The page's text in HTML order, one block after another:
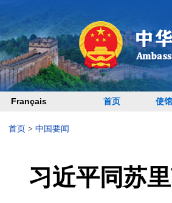
Français 首页 使
首页 > 中国要闻
习近平同苏